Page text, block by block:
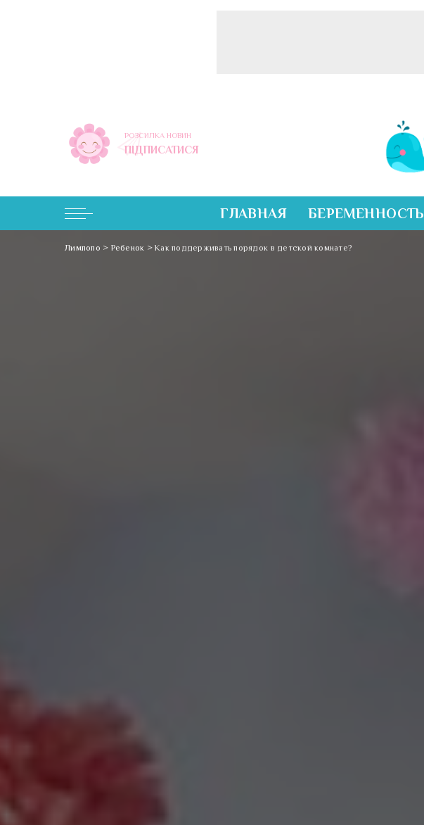
РОЗСИЛКА НОВИН
ПІДПИСАТИСЯ
ГЛАВНАЯ БЕРЕМЕННОСТЬ
Лимпопо > Ребенок >Как поддерживать порядок в детской комнате?